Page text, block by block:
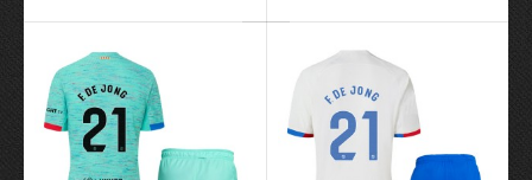
Conjunto
(Camiseta+Pantalón
Corto) FC Barcelona
Frenkie de Jong 21
Camiseta de fútbol
Países Bajos Frenkie de
Jong 21 Primera
Equipación Euro 2024 -